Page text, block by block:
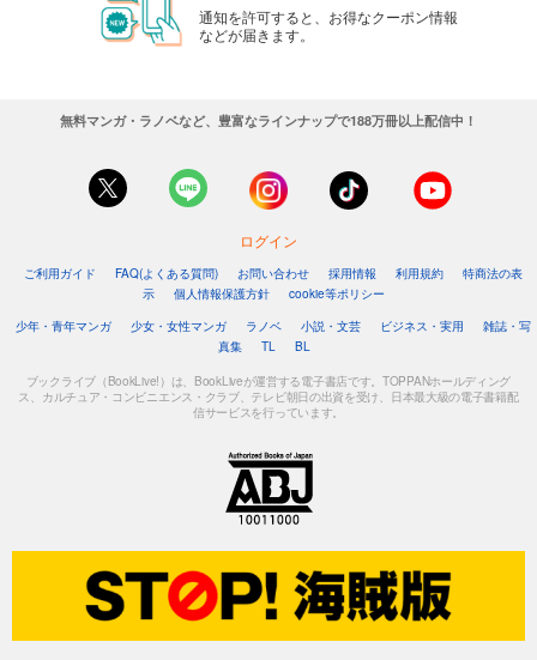
通知を許可すると、お得なクーポン情報
などが届きます。
無料マンガ・ラノベなど、豊富なラインナップで188万冊以上配信中！
ログイン
ご利用ガイド FAQ(よくある質問) お問い合わせ 採用情報 利用規約
特商法の表
示
個人情報保護方針
cookie等ポリシー
少年・青年マンガ
少女・女性マンガ ラノベ 小説・文芸 ビジネス・実用
雑誌・写
真集
TL BL
ブックライブ（BookLive!）は、BookLiveが運営する電子書店です。TOPPANホールディング
ス、カルチュア・コンビニエンス・クラブ、テレビ朝日の出資を受け、日本最大級の電子書籍配
信サービスを行っています。